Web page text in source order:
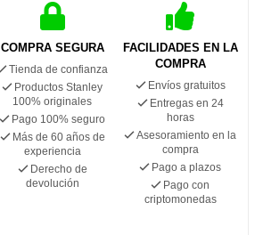
COMPRA SEGURA
Tienda de confianza
Productos Stanley
100% originales
Pago 100% seguro
Más de 60 años de
experiencia
Derecho de
devolución
FACILIDADES EN LA
COMPRA
Envíos gratuitos
Entregas en 24
horas
Asesoramiento en la
compra
Pago a plazos
Pago con
criptomonedas